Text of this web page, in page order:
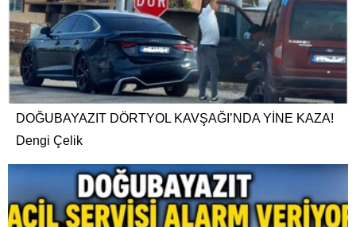
DOĞUBAYAZIT DÖRTYOL KAVŞAĞI’NDA YİNE KAZA!
Dengi Çelik